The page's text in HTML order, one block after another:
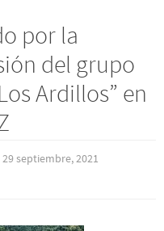
por la
del grupo
Ardillos” en
29 septiembre, 2021